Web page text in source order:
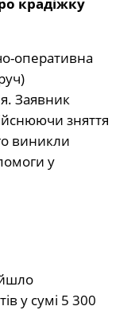
оперативна
Заявник
зняття
виникли
у
у сумі 5 300